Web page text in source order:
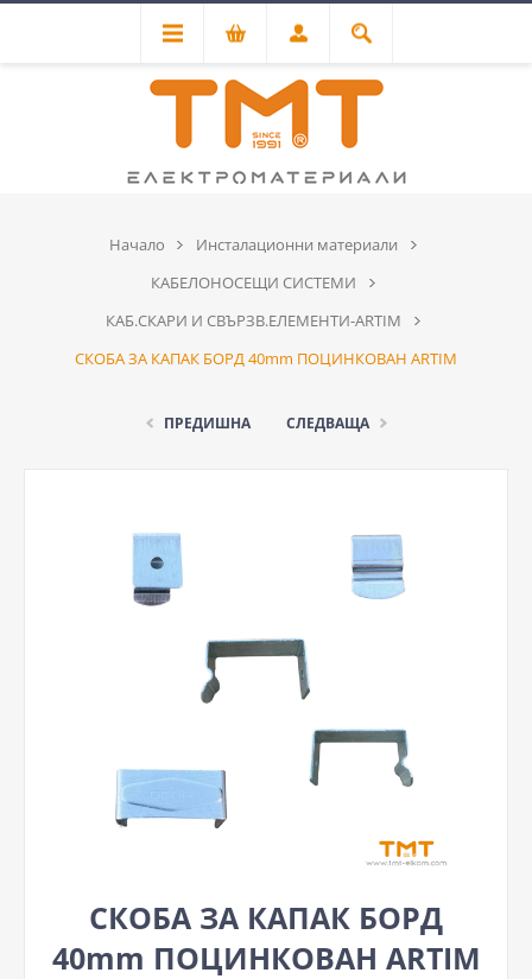
Начало
Инсталационни материали
КАБЕЛОНОСЕЩИ СИСТЕМИ
КАБ.СКАРИ И СВЪРЗВ.ЕЛЕМЕНТИ-ARTIM
СКОБА ЗА КАПАК БОРД 40mm ПОЦИНКОВАН ARTIM
ПРЕДИШНА СЛЕДВАЩА
СКОБА ЗА КАПАК БОРД
40mm ПОЦИНКОВАН ARTIM